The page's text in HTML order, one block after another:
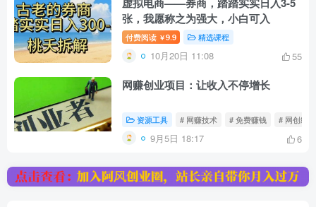
张，我愿称之为强大，小白可入
付费阅读 ￥9.9 精选课程
10月20日 11:08 55
网赚创业项目：让收入不停增长
资源工具 # 网赚技术 # 免费赚钱 # 网创经验
9月5日 18:17 6